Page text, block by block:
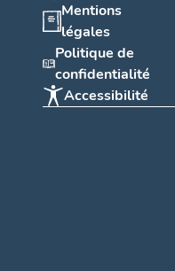
Mentions
légales
Politique de
confidentialité
Accessibilité